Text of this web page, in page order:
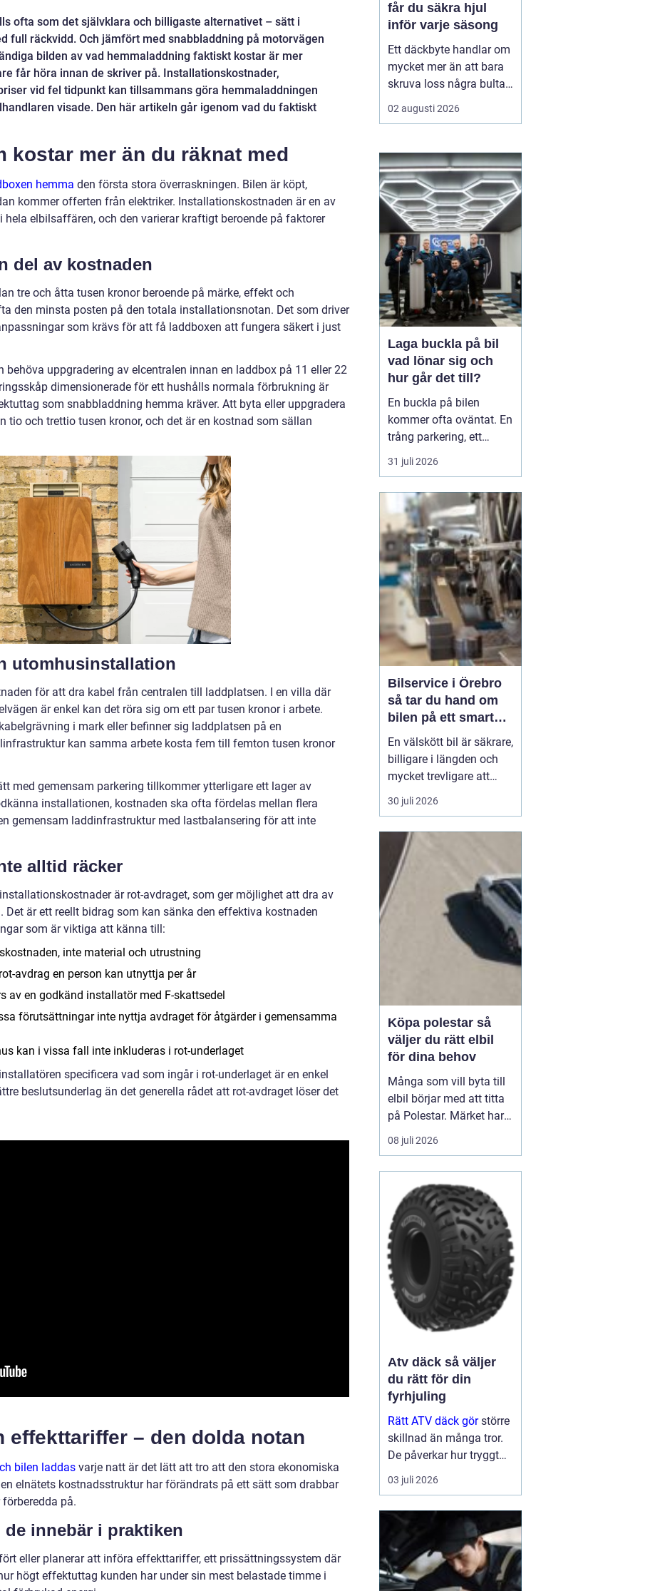
ofta som det självklara och billigaste alternativet – sätt i
full räckvidd. Och jämfört med snabbladdning på motorvägen
bilden av vad hemmaladdning faktiskt kostar är mer
får höra innan de skriver på. Installationskostnader,
vid fel tidpunkt kan tillsammans göra hemmaladdningen
visade. Den här artikeln går igenom vad du faktiskt
kostar mer än du räknat med
hemma den första stora överraskningen. Bilen är köpt,
kommer offerten från elektriker. Installationskostnaden är en av
elbilsaffären, och den varierar kraftigt beroende på faktorer
del av kostnaden
tre och åtta tusen kronor beroende på märke, effekt och
den minsta posten på den totala installationsnotan. Det som driver
som krävs för att få laddboxen att fungera säkert i just
behöva uppgradering av elcentralen innan en laddbox på 11 eller 22
dimensionerade för ett hushålls normala förbrukning är
som snabbladdning hemma kräver. Att byta eller uppgradera
tio och trettio tusen kronor, och det är en kostnad som sällan
utomhusinstallation
för att dra kabel från centralen till laddplatsen. I en villa där
är enkel kan det röra sig om ett par tusen kronor i arbete.
i mark eller befinner sig laddplatsen på en
kan samma arbete kosta fem till femton tusen kronor
med gemensam parkering tillkommer ytterligare ett lager av
installationen, kostnaden ska ofta fördelas mellan flera
gemensam laddinfrastruktur med lastbalansering för att inte
alltid räcker
är rot-avdraget, som ger möjlighet att dra av
Det är ett reellt bidrag som kan sänka den effektiva kostnaden
som är viktiga att känna till:
inte material och utrustning
avdrag en person kan utnyttja per år
av en godkänd installatör med F-skattsedel
förutsättningar inte nyttja avdraget för åtgärder i gemensamma
kan i vissa fall inte inkluderas i rot-underlaget
specificera vad som ingår i rot-underlaget är en enkel
beslutsunderlag än det generella rådet att rot-avdraget löser det
effekttariffer – den dolda notan
bilen laddas varje natt är det lätt att tro att den stora ekonomiska
elnätets kostnadsstruktur har förändrats på ett sätt som drabbar
på.
innebär i praktiken
eller planerar att införa effekttariffer, ett prissättningssystem där
högt effektuttag kunden har under sin mest belastade timme i
får du säkra hjul
inför varje säsong
Ett däckbyte handlar om
mycket mer än att bara
skruva loss några bultar.
För bilägare i Örebro kan
skillnaden mellan bra
tydligt när första
snöfallet kommer, eller
när sommarregnet gör
vägarna hala. Med rätt
kunskap om däck, da...
02 augusti 2026
Laga buckla på bil
vad lönar sig och
hur går det till?
En buckla på bilen
kommer ofta oväntat. En
trång parkering, ett
dörruppslag utanför
mataffären eller ett
Många blir osäkra direkt:
ska man anmäla till
försäkringen, åka till en
plåtverkstad eller går det
att fixa snabbt och smi...
31 juli 2026
Bilservice i Örebro
så tar du hand om
bilen på ett smart
sätt
En välskött bil är säkrare,
billigare i längden och
mycket trevligare att
köra. Trots det väntar
många bilägare i Örebro
och reparationer. I den
här artikeln får du en
enkel genomgång av
hu...
30 juli 2026
Köpa polestar så
väljer du rätt elbil
för dina behov
Många som vill byta till
elbil börjar med att titta
på Polestar. Märket har
blivit en symbol för
modern, elektrisk körning
hållbarhet går hand i
hand. Men hur vet du om
en Polestar passar dig,
och vilken modell som är
rätt val?...
08 juli 2026
Atv däck så väljer
du rätt för din
fyrhjuling
Rätt ATV däck görstörre
skillnad än många tror.
De påverkar hur tryggt
fyrhjulingen beter sig på
väg, hur effektivt den tar
och hur marken under
hjulen mår efteråt. Med
ge...
03 juli 2026